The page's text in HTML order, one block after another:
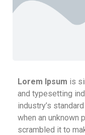
Lorem Ipsum is
and typesetting
industry’s
when an unknown
scrambled it to